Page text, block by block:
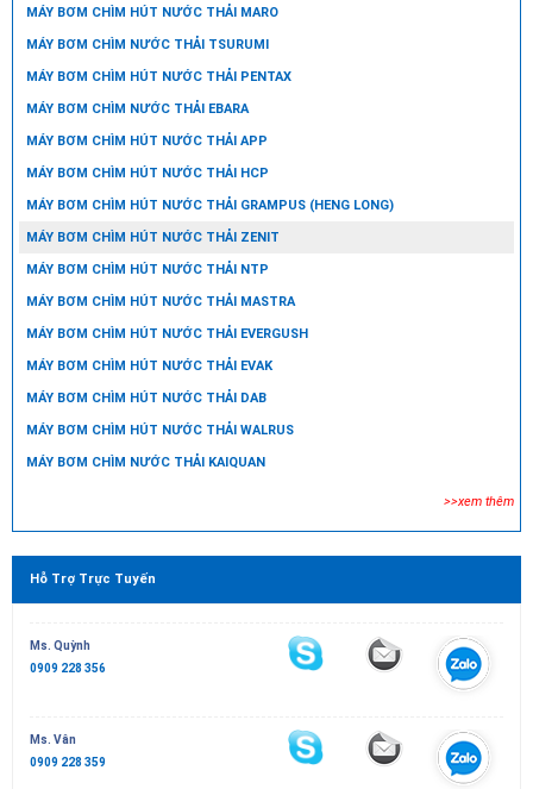
MÁY BƠM CHÌM HÚT NƯỚC THẢI MARO
MÁY BƠM CHÌM NƯỚC THẢI TSURUMI
MÁY BƠM CHÌM HÚT NƯỚC THẢI PENTAX
MÁY BƠM CHÌM NƯỚC THẢI EBARA
MÁY BƠM CHÌM HÚT NƯỚC THẢI APP
MÁY BƠM CHÌM HÚT NƯỚC THẢI HCP
MÁY BƠM CHÌM HÚT NƯỚC THẢI GRAMPUS (HENG LONG)
MÁY BƠM CHÌM HÚT NƯỚC THẢI ZENIT
MÁY BƠM CHÌM HÚT NƯỚC THẢI NTP
MÁY BƠM CHÌM HÚT NƯỚC THẢI MASTRA
MÁY BƠM CHÌM HÚT NƯỚC THẢI EVERGUSH
MÁY BƠM CHÌM HÚT NƯỚC THẢI EVAK
MÁY BƠM CHÌM HÚT NƯỚC THẢI DAB
MÁY BƠM CHÌM HÚT NƯỚC THẢI WALRUS
MÁY BƠM CHÌM NƯỚC THẢI KAIQUAN
>>xem thêm
Hỗ Trợ Trực Tuyến
Ms. Quỳnh
0909 228 356
Ms. Vân
0909 228 359